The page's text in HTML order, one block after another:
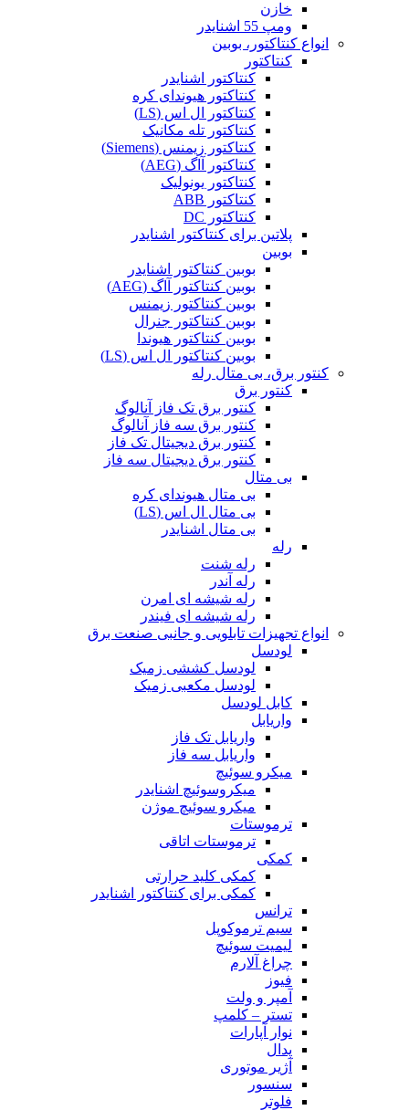
خازن
ومپ 55 اشنایدر
انواع کنتاکتور، بوبین
کنتاکتور
کنتاکتور اشنایدر
کنتاکتور هیوندای کره
کنتاکتور ال اس (LS)
کنتاکتور تله مکانیک
کنتاکتور زیمنس (Siemens)
کنتاکتور آاگ (AEG)
کنتاکتور یونولیک
کنتاکتور ABB
کنتاکتور DC
پلاتین برای کنتاکتور اشنایدر
بوبین
بوبین کنتاکتور اشنایدر
بوبین کنتاکتور آاگ (AEG)
بوبین کنتاکتور زیمنس
بوبین کنتاکتور جنرال
بوبین کنتاکتور هیوندا
بوبین کنتاکتور ال اس (LS)
کنتور برق، بی متال رله
کنتور برق
کنتور برق تک فاز آنالوگ
کنتور برق سه فاز آنالوگ
کنتور برق دیجیتال تک فاز
کنتور برق دیجیتال سه فاز
بی متال
بی متال هیوندای کره
بی متال ال اس (LS)
بی متال اشنایدر
رله
رله شنت
رله آندر
رله شیشه ای امرن
رله شیشه ای فیندر
انواع تجهیزات تابلویی و جانبی صنعت برق
لودسل
لودسل کششی زمیک
لودسل مکعبی زمیک
کابل لودسل
واریابل
واریابل تک فاز
واریابل سه فاز
میکرو سوئیچ
میکروسوئیچ اشنایدر
میکرو سوئیچ موژن
ترموستات
ترموستات اتاقی
کمکی
کمکی کلید حرارتی
کمکی برای کنتاکتور اشنایدر
ترانس
سیم ترموکوپل
لیمیت سوئیچ
چراغ آلارم
فیوز
آمپر و ولت
تستر – کلمپ
نوار آپارات
پدال
آژیر موتوری
سنسور
فلوتر